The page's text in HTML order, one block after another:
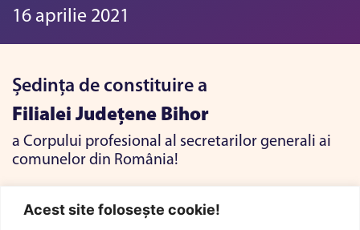
Acest site folosește cookie!
16 aprilie 2021
Ședința de constituire a
Filialei Județene Bihor
a Corpului profesional al secretarilor generali ai
comunelor din România!